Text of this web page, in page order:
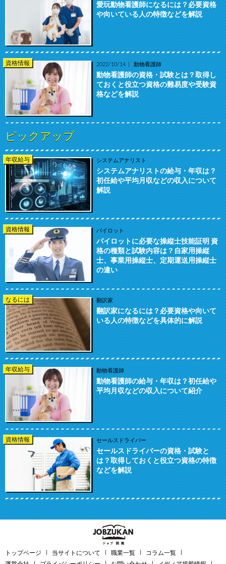
愛玩動物看護師になるには？必要資格
や向いている人の特徴などを解説
資格情報 2022/10/14 動物看護師
動物看護師の資格・試験とは？取得し
ておくと役立つ資格の難易度や受験資
格などを解説
ピックアップ
年収給与 システムアナリスト
システムアナリストの給与・年収は？
初任給や平均月収などの収入について
解説
資格情報 パイロット
パイロットに必要な操縦士技能証明 資
格の種類と試験内容は？自家用操縦
士、事業用操縦士、定期運送用操縦士
の違い
なるには 翻訳家
翻訳家になるには？必要資格や向いて
いる人の特徴などを具体的に解説
年収給与 動物看護師
動物看護師の給与・年収は？初任給や
平均月収などの収入について紹介
資格情報 セールスドライバー
セールスドライバーの資格・試験と
は？取得しておくと役立つ資格の特徴
などを解説
トップページ 当サイトについて 職業一覧
コラム一覧